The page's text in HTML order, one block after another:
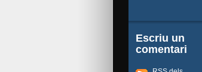
Escriu un
comentari